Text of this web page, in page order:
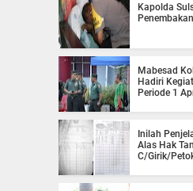
Kapolda
Mabesad
Hadiri
Periode 1
Inilah
Alas Hak
C/Girik/